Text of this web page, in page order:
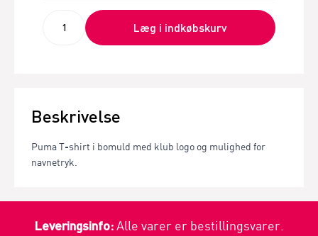
Læg i indkøbskurv
Beskrivelse
Puma T-shirt i bomuld med klub logo og mulighed for
navnetryk.
Leveringsinfo:Alle varer er bestillingsvarer.